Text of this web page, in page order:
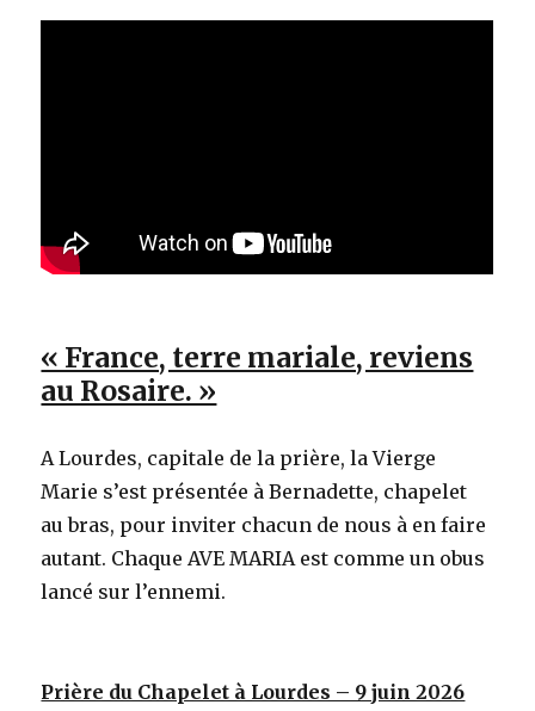
« France, terre mariale, reviens
au Rosaire. »
A Lourdes, capitale de la prière, la Vierge
Marie s’est présentée à Bernadette, chapelet
au bras, pour inviter chacun de nous à en faire
autant. Chaque AVE MARIA est comme un obus
lancé sur l’ennemi.
Prière du Chapelet à Lourdes – 9 juin 2026